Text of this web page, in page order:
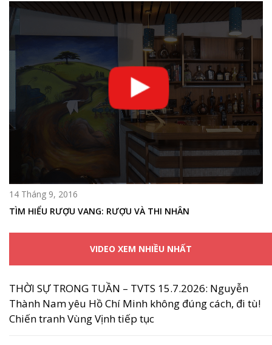
14 Tháng 9, 2016
TÌM HIỂU RƯỢU VANG: RƯỢU VÀ THI NHÂN
VIDEO XEM NHIỀU NHẤT
THỜI SỰ TRONG TUẦN – TVTS 15.7.2026: Nguyễn
Thành Nam yêu Hồ Chí Minh không đúng cách, đi tù!
Chiến tranh Vùng Vịnh tiếp tục